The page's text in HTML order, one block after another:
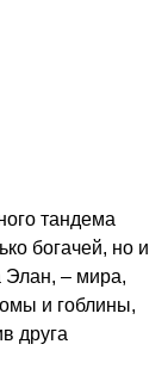
тандема
богачей, но и
Элан, – мира,
и гоблины,
друга